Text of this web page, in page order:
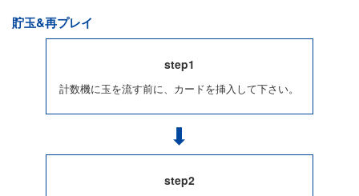
貯玉&再プレイ
step1
計数機に玉を流す前に、カードを挿入して下さい。
step2